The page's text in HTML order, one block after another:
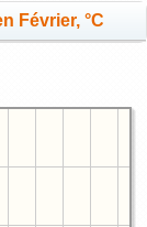
Février, °C